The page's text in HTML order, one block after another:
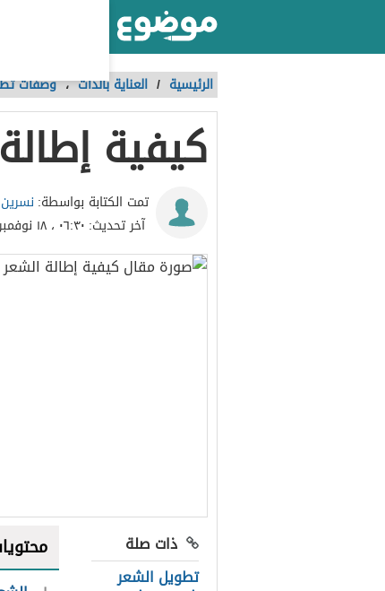
الرئيسية / العناية بالذات،وصفات
كيفية
تمت الكتابة بواسطة:
آخر تحديث: ٠٦:٣٠ ، ١٨ نوفمبر ٢٠١٥
ذات صلة
تطويل الشعر